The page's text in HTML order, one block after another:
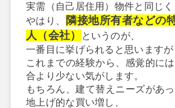
実需（自己居住用）物件と同じく
やはり、
隣接地所有者などの
人（会社）
というのが、
一番目に挙げられると思いますが
これまでの経験から、感覚的に
合より少ない気がします。
もちろん、建て替えニーズがあ
地上げ的な買い増し、